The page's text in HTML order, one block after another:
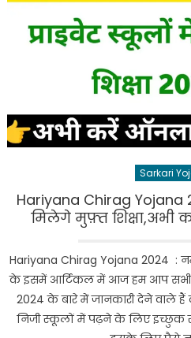
Sarkari
Hariyana Chirag Yojana
मिलेगे मुफ़्त
Hariyana Chirag Yojana 2024 :
के इसमें आर्टिकल में आज हम आप सभी
2024 के बारे में जानकारी देने वाले हैं
निजी स्कूलों में पढ़ने के लिए इच्छुक